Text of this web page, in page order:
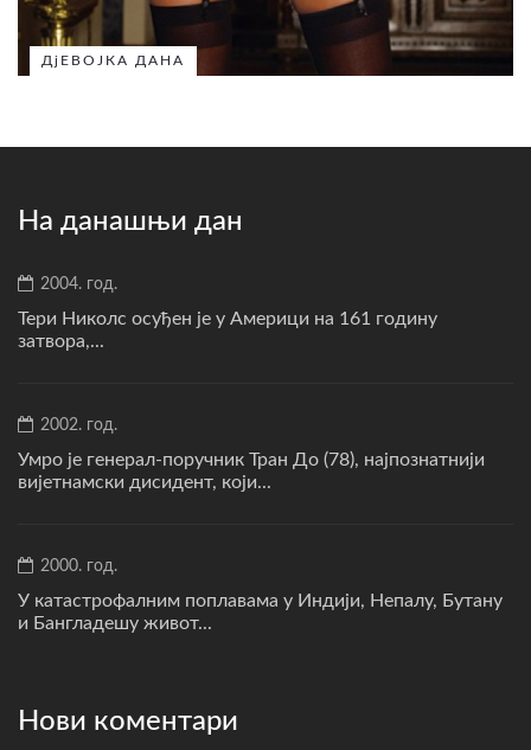
ДјЕВОЈКА ДАНА
На данашњи дан
2004. год.
Тери Николс осуђен је у Америци на 161 годину
затвора,...
2002. год.
Умро је генерал-поручник Тран До (78), најпознатнији
вијетнамски дисидент, који...
2000. год.
У катастрофалним поплавама у Индији, Непалу, Бутану
и Бангладешу живот...
Нови коментари